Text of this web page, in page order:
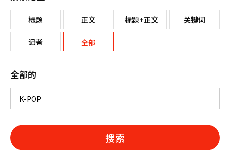
标题 正文 标题+正文 关键词
记者 全部
全部的
搜索